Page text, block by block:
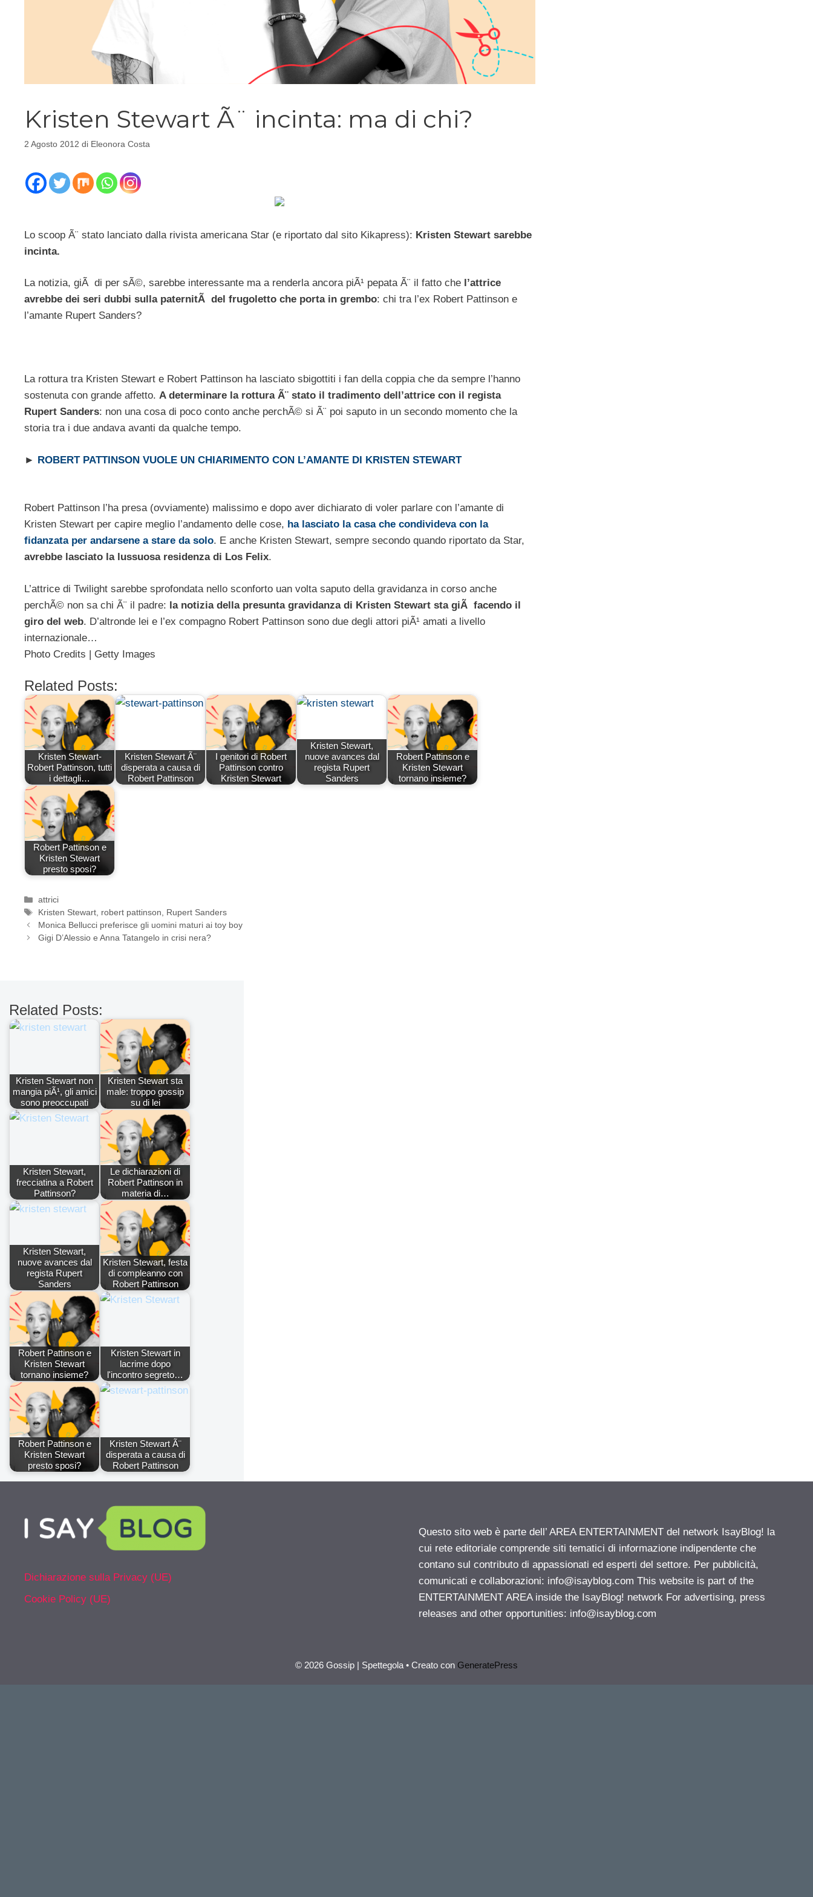
Kristen Stewart Ã¨ incinta: ma di chi?
2 Agosto 2012 di Eleonora Costa
Lo scoop Ã¨ stato lanciato dalla rivista americana Star (e riportato dal sito Kikapress): Kristen Stewart sarebbe
incinta.
La notizia, giÃ di per sÃ©, sarebbe interessante ma a renderla ancora piÃ¹ pepata Ã¨ il fatto che l’attrice
avrebbe dei seri dubbi sulla paternitÃ del frugoletto che porta in grembo: chi tra l’ex Robert Pattinson e
l’amante Rupert Sanders?
La rottura tra Kristen Stewart e Robert Pattinson ha lasciato sbigottiti i fan della coppia che da sempre l’hanno
sostenuta con grande affetto. A determinare la rottura Ã¨ stato il tradimento dell’attrice con il regista
Rupert Sanders: non una cosa di poco conto anche perchÃ© si Ã¨ poi saputo in un secondo momento che la
storia tra i due andava avanti da qualche tempo.
► ROBERT PATTINSON VUOLE UN CHIARIMENTO CON L’AMANTE DI KRISTEN STEWART
Robert Pattinson l’ha presa (ovviamente) malissimo e dopo aver dichiarato di voler parlare con l’amante di
Kristen Stewart per capire meglio l’andamento delle cose, ha lasciato la casa che condivideva con la
fidanzata per andarsene a stare da solo. E anche Kristen Stewart, sempre secondo quando riportato da Star,
avrebbe lasciato la lussuosa residenza di Los Felix.
L’attrice di Twilight sarebbe sprofondata nello sconforto uan volta saputo della gravidanza in corso anche
perchÃ© non sa chi Ã¨ il padre: la notizia della presunta gravidanza di Kristen Stewart sta giÃ facendo il
giro del web. D’altronde lei e l’ex compagno Robert Pattinson sono due degli attori piÃ¹ amati a livello
internazionale…
Photo Credits | Getty Images
Related Posts:
Kristen Stewart-
Robert Pattinson, tutti
i dettagli…
Kristen Stewart Ã¨
disperata a causa di
Robert Pattinson
I genitori di Robert
Pattinson contro
Kristen Stewart
Kristen Stewart,
nuove avances dal
regista Rupert
Sanders
Robert Pattinson e
Kristen Stewart
tornano insieme?
Robert Pattinson e
Kristen Stewart
presto sposi?
Categorie
attrici
Tag
Kristen Stewart, robert pattinson, Rupert Sanders
Monica Bellucci preferisce gli uomini maturi ai toy boy
Gigi D’Alessio e Anna Tatangelo in crisi nera?
Related Posts:
Kristen Stewart non
mangia piÃ¹, gli amici
sono preoccupati
Kristen Stewart sta
male: troppo gossip
su di lei
Kristen Stewart,
frecciatina a Robert
Pattinson?
Le dichiarazioni di
Robert Pattinson in
materia di…
Kristen Stewart,
nuove avances dal
regista Rupert
Sanders
Kristen Stewart, festa
di compleanno con
Robert Pattinson
Robert Pattinson e
Kristen Stewart
tornano insieme?
Kristen Stewart in
lacrime dopo
l'incontro segreto…
Robert Pattinson e
Kristen Stewart
presto sposi?
Kristen Stewart Ã¨
disperata a causa di
Robert Pattinson
Dichiarazione sulla Privacy (UE)
Cookie Policy (UE)
Questo sito web è parte dell’ AREA ENTERTAINMENT del network IsayBlog! la
cui rete editoriale comprende siti tematici di informazione indipendente che
contano sul contributo di appassionati ed esperti del settore. Per pubblicità,
comunicati e collaborazioni: info@isayblog.com This website is part of the
ENTERTAINMENT AREA inside the IsayBlog! network For advertising, press
releases and other opportunities: info@isayblog.com
© 2026 Gossip | Spettegola • Creato con GeneratePress